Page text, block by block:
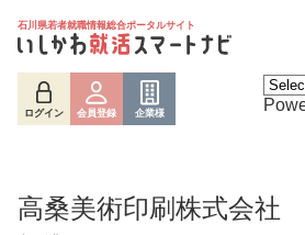
石川県若者就職情報総合ポータルサイト
ログイン 会員登録 企業様
高桑美術印刷株式会社